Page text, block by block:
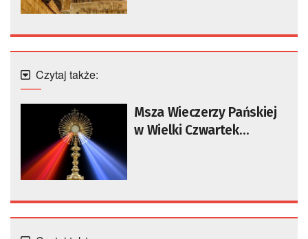
Czytaj także:
Msza Wieczerzy Pańskiej
w Wielki Czwartek